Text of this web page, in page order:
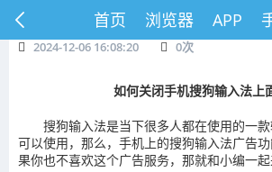
首页 浏览器 APP
2024-12-06 16:08:20 0次
如何关闭手机搜狗输入法上
搜狗输入法是当下很多人都在使用的一
可以使用，那么，手机上的搜狗输入法广告
果你也不喜欢这个广告服务，那就和小编一起